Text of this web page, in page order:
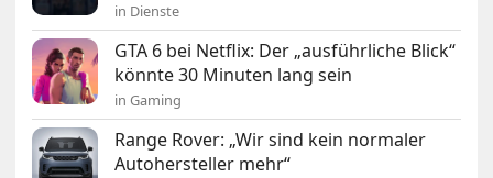
in Dienste
GTA 6 bei Netflix: Der „ausführliche Blick“
könnte 30 Minuten lang sein
in Gaming
Range Rover: „Wir sind kein normaler
Autohersteller mehr“